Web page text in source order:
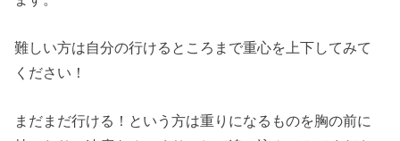
難しい方は自分の行けるところまで重心を上下してみて
ください！
まだまだ行ける！という方は重りになるものを胸の前に